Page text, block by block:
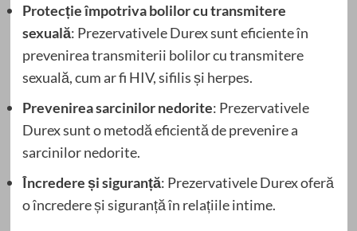
Protecție împotriva bolilor cu transmitere
sexuală: Prezervativele Durex sunt eficiente în
prevenirea transmiterii bolilor cu transmitere
sexuală, cum ar fi HIV, sifilis și herpes.
Prevenirea sarcinilor nedorite: Prezervativele
Durex sunt o metodă eficientă de prevenire a
sarcinilor nedorite.
Încredere și siguranță: Prezervativele Durex oferă
o încredere și siguranță în relațiile intime.